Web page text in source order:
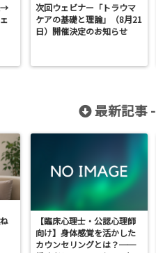
→
次回ウェビナー「トラウマ
ケアの基礎と理論」（8月21
日）開催決定のお知らせ
最新記事 -
【臨床心理士・公認心理師
向け】身体感覚を活かした
カウンセリングとは？──